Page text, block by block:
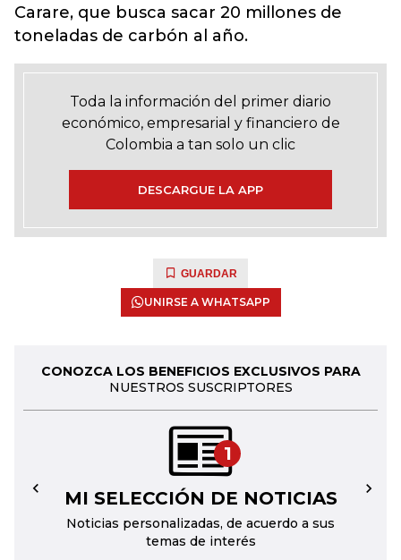
Carare, que busca sacar 20 millones de
toneladas de carbón al año.
Toda la información del primer diario
económico, empresarial y financiero de
Colombia a tan solo un clic
DESCARGUE LA APP
GUARDAR
UNIRSE A WHATSAPP
CONOZCA LOS BENEFICIOS EXCLUSIVOS PARA
NUESTROS SUSCRIPTORES
1
MI SELECCIÓN DE NOTICIAS
Noticias personalizadas, de acuerdo a sus
temas de interés
← →